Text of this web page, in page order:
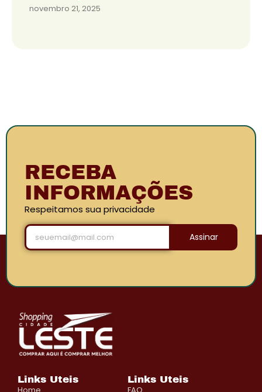
novembro 21, 2025
RECEBA
INFORMAÇÕES
Respeitamos sua privacidade
Assinar
Links Uteis
Links Uteis